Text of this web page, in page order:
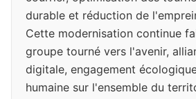
durable et réduction de
Cette modernisation continue
groupe tourné vers l'avenir,
digitale, engagement
humaine sur l'ensemble du